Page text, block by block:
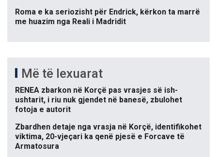
Roma e ka seriozisht për Endrick, kërkon ta marrë
me huazim nga Reali i Madridit
Më të lexuarat
RENEA zbarkon në Korçë pas vrasjes së ish-
ushtarit, i riu nuk gjendet në banesë, zbulohet
fotoja e autorit
Zbardhen detaje nga vrasja në Korçë, identifikohet
viktima, 20-vjeçari ka qenë pjesë e Forcave të
Armatosura